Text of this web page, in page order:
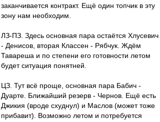
заканчивается контракт. Ещё один топчик в эту
зону нам необходим.
ЛЗ-ПЗ. Здесь основная пара остаётся Хлусевич
- Денисов, вторая Классен - Рябчук. Ждём
Тавареша и по степени его готовности летом
будет ситуация понятней.
ЦЗ. Тут всё проще, основная пара Бабич -
Дуарте. Ближайший резерв - Чернов. Ещё есть
Джикия (вроде схуднул) и Маслов (может тоже
прибавит). Возможно летом и потребуется